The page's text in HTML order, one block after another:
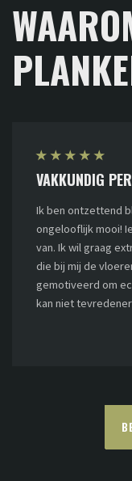
★ ★ ★ ★ ★
VAKKUNDIG
Ik ben ontzettend
ongelooflijk mooi!
van. Ik wil graag
die bij mij de
gemotiveerd om
kan niet